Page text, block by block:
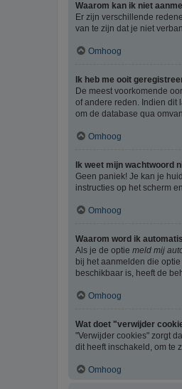
Waarom kan ik niet
Er zijn verschillende
van te zijn dat je niet
Omhoog
Ik heb me ooit
De meest voorkomende
of andere reden. Indien dit
om de database qua
Omhoog
Ik weet mijn wachtwoord
Geen paniek! Je kan je
instructies op het scherm
Omhoog
Waarom word ik
Als je de optie meld mij
bij het aanmelden die
beschikbaar is, heeft de
Omhoog
Wat doet "verwijder
"Verwijder cookies" zorgt
dit heeft inschakeld, om te
Omhoog